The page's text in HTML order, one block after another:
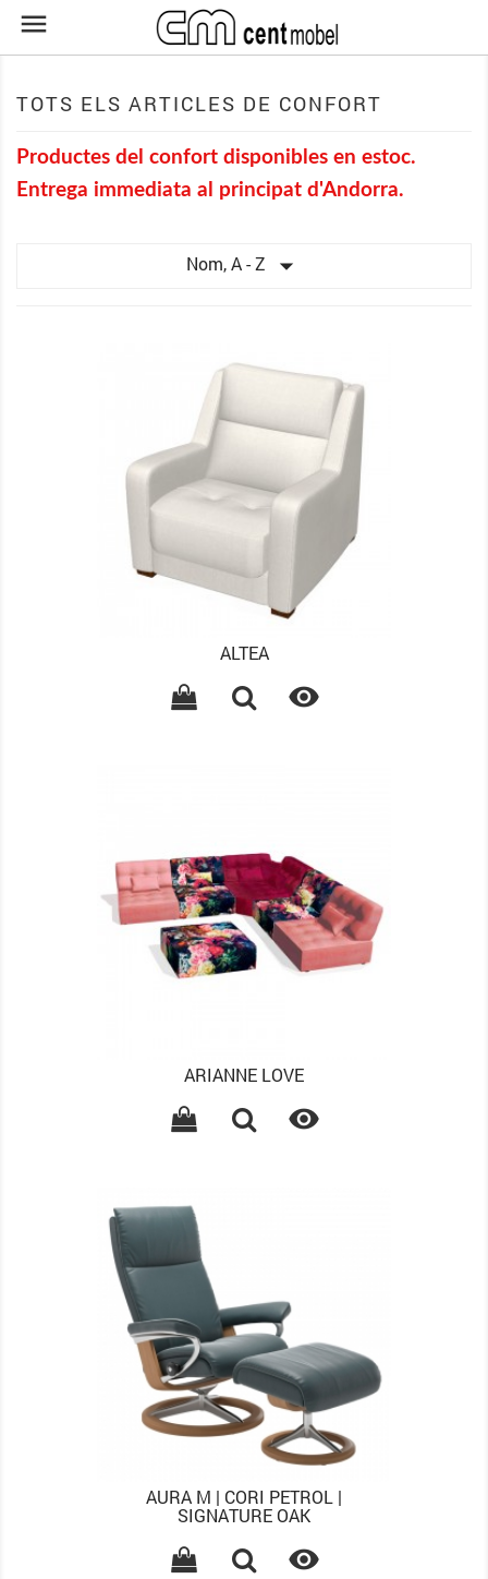

TOTS ELS ARTICLES DE CONFORT
Productes del confort disponibles en estoc.
Entrega immediata al principat d'Andorra.
Nom, A - Z 
ALTEA

ARIANNE LOVE

AURA M | CORI PETROL |
SIGNATURE OAK
